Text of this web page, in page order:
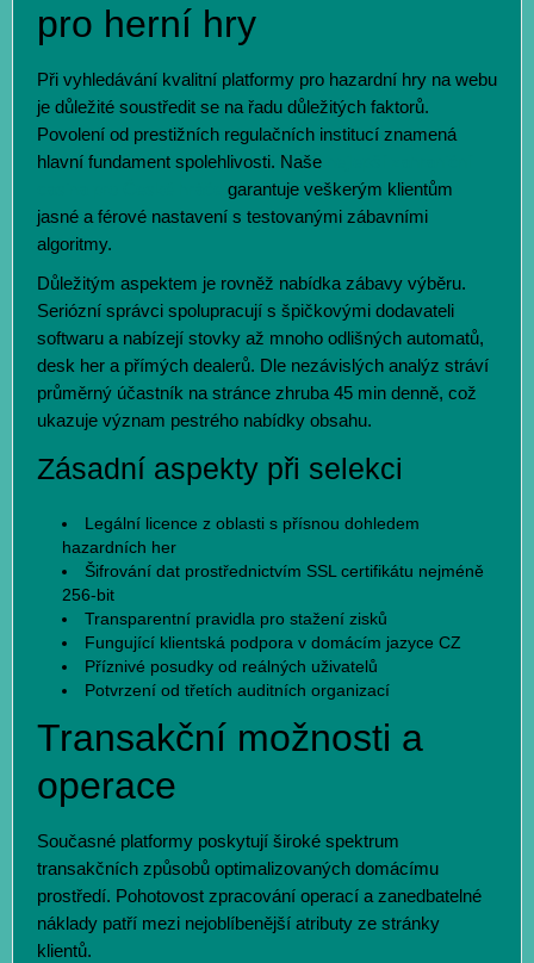
pro herní hry
Při vyhledávání kvalitní platformy pro hazardní hry na webu
je důležité soustředit se na řadu důležitých faktorů.
Povolení od prestižních regulačních institucí znamená
hlavní fundament spolehlivosti. Naše
garantuje veškerým klientům
jasné a férové nastavení s testovanými zábavními
algoritmy.
Důležitým aspektem je rovněž nabídka zábavy výběru.
Seriózní správci spolupracují s špičkovými dodavateli
softwaru a nabízejí stovky až mnoho odlišných automatů,
desk her a přímých dealerů. Dle nezávislých analýz stráví
průměrný účastník na stránce zhruba 45 min denně, což
ukazuje význam pestrého nabídky obsahu.
Zásadní aspekty při selekci
Legální licence z oblasti s přísnou dohledem
hazardních her
Šifrování dat prostřednictvím SSL certifikátu nejméně
256-bit
Transparentní pravidla pro stažení zisků
Fungující klientská podpora v domácím jazyce CZ
Příznivé posudky od reálných uživatelů
Potvrzení od třetích auditních organizací
Transakční možnosti a
operace
Současné platformy poskytují široké spektrum
transakčních způsobů optimalizovaných domácímu
prostředí. Pohotovost zpracování operací a zanedbatelné
náklady patří mezi nejoblíbenější atributy ze stránky
klientů.